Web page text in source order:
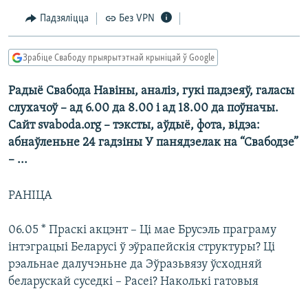
Перайсьці
да
галоўнай
навігацыі
Перайсьці
да
пошуку
ЛЮДЗІ
ЭКАНОМІКА
ВАЙНА
БЕЛАРУСЫ НА ВАЙНЕ
ПАЛІТВЯЗЬНІ
КУЛЬТУРА
КАЛЯНДАР
БЛОГІ
ПАДКАСТЫ
КНІГІ
АЎДЫЁКНІГІ
PREMIUM
МОВА
НА ХВАЛЯХ СВАБОДЫ
АБЫСЬЦІ БЛЯКАВАНЬНЕ
ПАДПІСАЦЦА
ПАДКАСТЫ
FACEBOOK
TWITTER
САЧЫЦЕ ЗА АБНАЎЛЕНЬНЯМІ
Усе сайты РС/РСЭ
Падзяліцца Без VPN
Зрабіце Свабоду прыярытэтнай крыніцай ў Google
Радыё Свабода Навіны, аналіз, гукі падзеяў, галасы
слухачоў – ад 6.00 да 8.00 і ад 18.00 да поўначы.
Сайт svaboda.org – тэксты, аўдыё, фота, відэа:
абнаўленьне 24 гадзіны У панядзелак на “Свабодзе”
– ...
РАНІЦА
06.05 * Праскі акцэнт – Ці мае Брусэль праграму
інтэграцыі Беларусі ў эўрапейскія структуры? Ці
рэальнае далучэньне да Эўразьвязу ўсходняй
беларускай суседкі – Расеі? Наколькі гатовыя